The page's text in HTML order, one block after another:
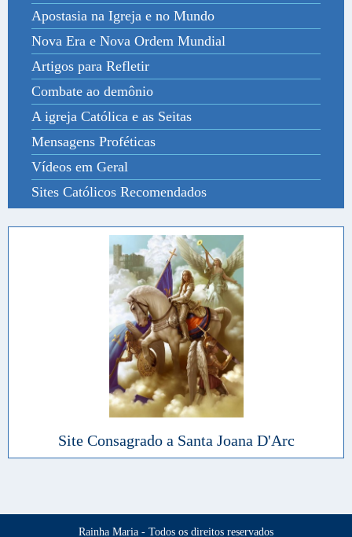
Apostasia na Igreja e no Mundo
Nova Era e Nova Ordem Mundial
Artigos para Refletir
Combate ao demônio
A igreja Católica e as Seitas
Mensagens Proféticas
Vídeos em Geral
Sites Católicos Recomendados
Site Consagrado a Santa Joana D'Arc
Rainha Maria - Todos os direitos reservados